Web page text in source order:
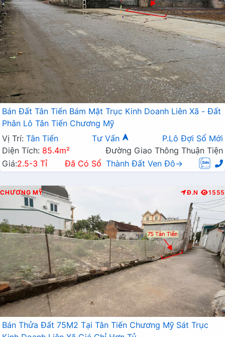
Bán Đất Tân Tiến Bám Mặt Trục Kinh Doanh Liên Xã - Đất
Phân Lô Tân Tiến Chương Mỹ
Vị Trí: Tân Tiến Tư Vấn
P.Lô Đợi Sổ Mới
Diện Tích: 85.4m²
Đường Giao Thông Thuận Tiện
Giá:2.5-3 Tỉ Đã Có Sổ Thành Đất Ven Đô→
CHƯƠNG MỸ Đ.N 1555
Bán Thửa Đất 75M2 Tại Tân Tiến Chương Mỹ Sát Trục